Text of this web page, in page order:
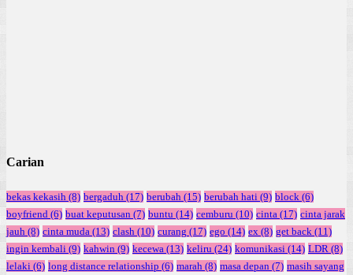
Carian
bekas kekasih (8) bergaduh (17) berubah (15) berubah hati (9) block (6)
boyfriend (6) buat keputusan (7) buntu (14) cemburu (10) cinta (17) cinta jarak
jauh (8) cinta muda (13) clash (10) curang (17) ego (14) ex (8) get back (11)
ingin kembali (9) kahwin (9) kecewa (13) keliru (24) komunikasi (14) LDR (8)
lelaki (6) long distance relationship (6) marah (8) masa depan (7) masih sayang